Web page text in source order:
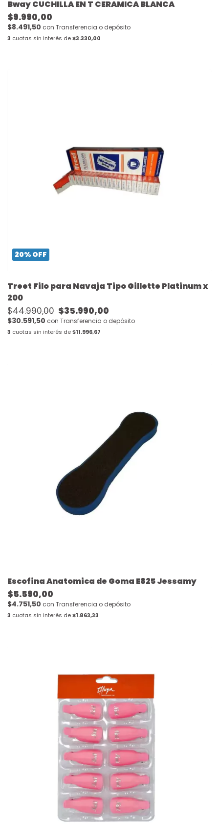
Bway CUCHILLA EN T CERAMICA BLANCA
$9.990,00
$8.491,50 con Transferencia o depósito
3 cuotas sin interés de$3.330,00
20% OFF
Treet Filo para Navaja Tipo Gillette Platinum x
200
$44.990,00 $35.990,00
$30.591,50 con Transferencia o depósito
3 cuotas sin interés de$11.996,67
Escofina Anatomica de Goma E825 Jessamy
$5.590,00
$4.751,50 con Transferencia o depósito
3 cuotas sin interés de$1.863,33